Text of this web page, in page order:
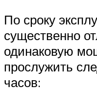
По сроку
существенно
одинаковую
прослужить
часов: